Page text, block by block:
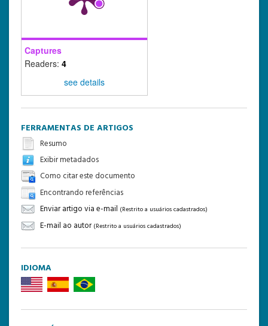
Captures
Readers: 4
see details
FERRAMENTAS DE ARTIGOS
Resumo
Exibir metadados
Como citar este documento
Encontrando referências
Enviar artigo via e-mail (Restrito a usuários cadastrados)
E-mail ao autor (Restrito a usuários cadastrados)
IDIOMA